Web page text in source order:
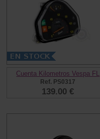
Cuenta Kilometros Vespa FL
Ref. PS0317
139.00 €